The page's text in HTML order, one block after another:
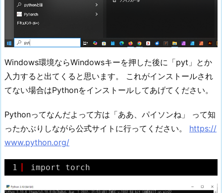
Windows環境ならWindowsキーを押した後に「pyt」とか
入力すると出てくると思います。 これがインストールされ
てない場合はPythonをインストールしてあげてください。
Pythonってなんだよって方は「ああ、パイソンね」 って知
ったかぶりしながら公式サイトに行ってください。 https://
www.python.org/
1 import torch